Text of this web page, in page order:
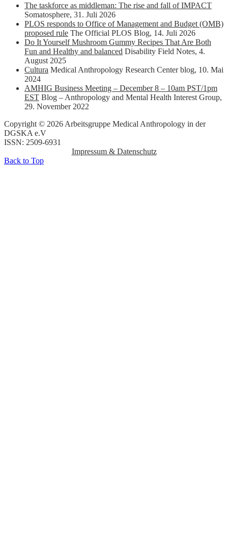
The taskforce as middleman: The rise and fall of IMPACT
Somatosphere, 31. Juli 2026
PLOS responds to Office of Management and Budget (OMB)
proposed rule The Official PLOS Blog, 14. Juli 2026
Do It Yourself Mushroom Gummy Recipes That Are Both
Fun and Healthy and balanced Disability Field Notes, 4.
August 2025
Cultura Medical Anthropology Research Center blog, 10. Mai
2024
AMHIG Business Meeting – December 8 – 10am PST/1pm
EST Blog – Anthropology and Mental Health Interest Group,
29. November 2022
Copyright © 2026 Arbeitsgruppe Medical Anthropology in der
DGSKA e.V
ISSN: 2509-6931
Impressum & Datenschutz
Back to Top